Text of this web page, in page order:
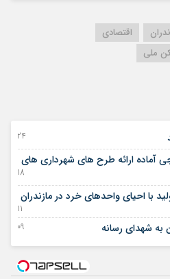
اقتصادی
ملی
24 سپتامبر 2025
آماده ارائه طرح های شهرداری های
18 آگوست 2025
11 آگوست 2025
به شهدای رسانه 09 آگوست 2025